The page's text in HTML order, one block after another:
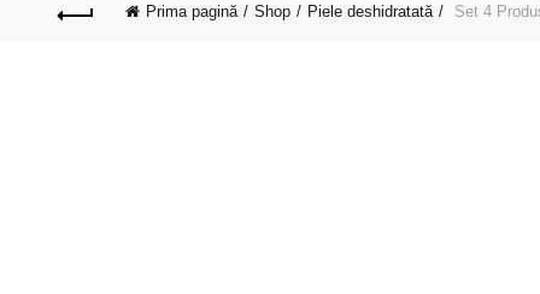
Prima pagină Shop Piele deshidratată Set 4